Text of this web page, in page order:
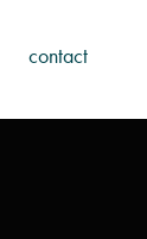
contact